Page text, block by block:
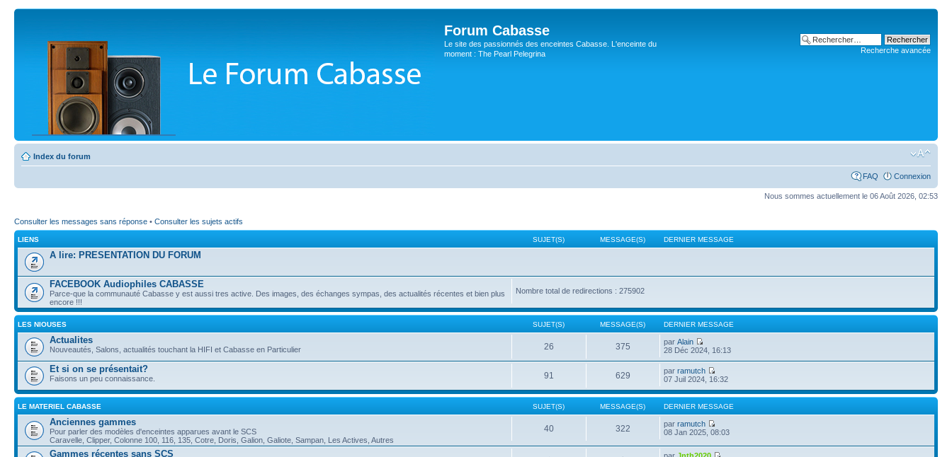
Forum Cabasse
Le site des passionnés des enceintes Cabasse. L'enceinte du
moment : The Pearl Pelegrina
Recherche avancée
Index du forum
FAQ Connexion
Nous sommes actuellement le 06 Août 2026, 02:53
Consulter les messages sans réponse • Consulter les sujets actifs
LIENS SUJET(S) MESSAGE(S) DERNIER MESSAGE
A lire: PRESENTATION DU FORUM
FACEBOOK Audiophiles CABASSE
Parce-que la communauté Cabasse y est aussi tres active. Des images, des échanges sympas, des actualités récentes et bien plus
encore !!!
Nombre total de redirections : 275902
LES NIOUSES SUJET(S) MESSAGE(S) DERNIER MESSAGE
Actualites
Nouveautés, Salons, actualités touchant la HIFI et Cabasse en Particulier 26 375 parAlain
28 Déc 2024, 16:13
Et si on se présentait?
Faisons un peu connaissance. 91 629 parramutch
07 Juil 2024, 16:32
LE MATERIEL CABASSE SUJET(S) MESSAGE(S) DERNIER MESSAGE
Anciennes gammes
Pour parler des modèles d'enceintes apparues avant le SCS
Caravelle, Clipper, Colonne 100, 116, 135, Cotre, Doris, Galion, Galiote, Sampan, Les Actives, Autres
40 322 parramutch
08 Jan 2025, 08:03
Gammes récentes sans SCS parJnth2020